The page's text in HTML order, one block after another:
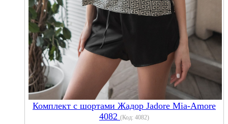
Комплект с шортами Жадор Jadore Mia-Amore
4082 (Код: 4082)